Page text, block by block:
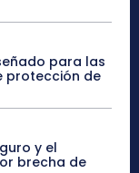
para las
protección de
y el
brecha de